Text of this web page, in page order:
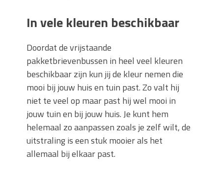
In vele kleuren beschikbaar
Doordat de vrijstaande
pakketbrievenbussen in heel veel kleuren
beschikbaar zijn kun jij de kleur nemen die
mooi bij jouw huis en tuin past. Zo valt hij
niet te veel op maar past hij wel mooi in
jouw tuin en bij jouw huis. Je kunt hem
helemaal zo aanpassen zoals je zelf wilt, de
uitstraling is een stuk mooier als het
allemaal bij elkaar past.